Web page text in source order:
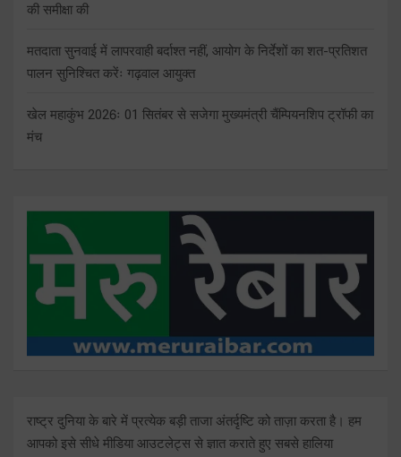
की समीक्षा की
मतदाता सुनवाई में लापरवाही बर्दाश्त नहीं, आयोग के निर्देशों का शत-प्रतिशत
पालन सुनिश्चित करेंः गढ़वाल आयुक्त
खेल महाकुंभ 2026ः 01 सितंबर से सजेगा मुख्यमंत्री चैंम्पियनशिप ट्रॉफी का
मंच
राष्ट्र दुनिया के बारे में प्रत्येक बड़ी ताजा अंतर्दृष्टि को ताज़ा करता है। हम
आपको इसे सीधे मीडिया आउटलेट्स से ज्ञात कराते हुए सबसे हालिया